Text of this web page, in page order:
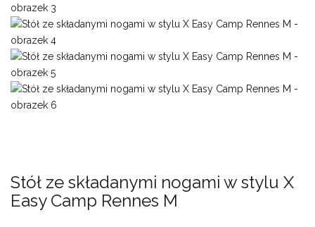
Stół ze składanymi nogami w stylu X
Easy Camp Rennes M